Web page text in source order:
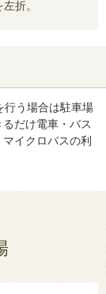
折。
行う場合は駐車場
だけ電車・バス
イクロバスの利